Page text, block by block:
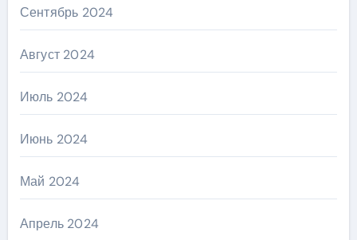
Сентябрь 2024
Август 2024
Июль 2024
Июнь 2024
Май 2024
Апрель 2024